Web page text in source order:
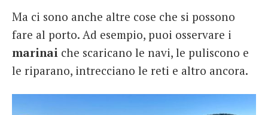
Ma ci sono anche altre cose che si possono
fare al porto. Ad esempio, puoi osservare i
marinai che scaricano le navi, le puliscono e
le riparano, intrecciano le reti e altro ancora.